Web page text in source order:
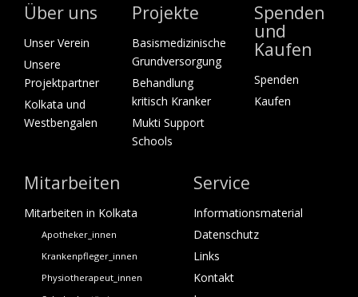
Über uns
Unser Verein
Unsere
Projektpartner
Kolkata und
Westbengalen
Projekte
Basismedizinische
Grundversorgung
Behandlung
kritisch Kranker
Mukti Support
Schools
Spenden
und
Kaufen
Spenden
Kaufen
Mitarbeiten
Mitarbeiten in Kolkata
Apotheker_innen
Krankenpfleger_innen
Physiotherapeut_innen
Service
Informationsmaterial
Datenschutz
Links
Kontakt